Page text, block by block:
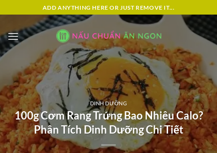
qua
nội
dung
ADD ANYTHING HERE OR JUST REMOVE IT...
DINH DƯỠNG
100g Cơm Rang Trứng Bao Nhiêu Calo?
Phân Tích Dinh Dưỡng Chi Tiết